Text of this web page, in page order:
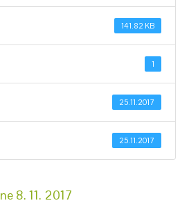
141.82 KB
1
25.11.2017
25.11.2017
8. 11. 2017